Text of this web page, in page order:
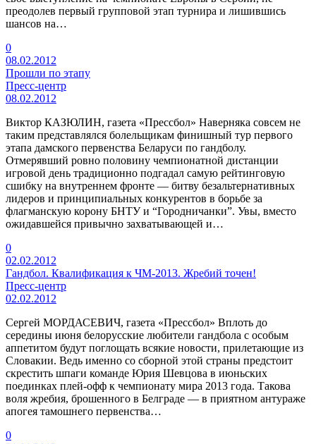
преодолев первый групповой этап турнира и лишившись
шансов на…
0
08.02.2012
Прошли по этапу
Пресс-центр
08.02.2012
Виктор КАЗЮЛИН, газета «Прессбол» Наверняка совсем не
таким представлялся болельщикам финишный тур первого
этапа дамского первенства Беларуси по гандболу.
Отмерявший ровно половину чемпионатной дистанции
игровой день традиционно подгадал самую рейтинговую
сшибку на внутреннем фронте — битву безальтернативных
лидеров и принципиальных конкурентов в борьбе за
флагманскую корону БНТУ и “Городничанки”. Увы, вместо
ожидавшейся привычно захватывающей и…
0
02.02.2012
Гандбол. Квалификация к ЧМ-2013. Жребий точен!
Пресс-центр
02.02.2012
Сергей МОРДАСЕВИЧ, газета «Прессбол» Вплоть до
середины июня белорусские любители гандбола с особым
аппетитом будут поглощать всякие новости, прилетающие из
Словакии. Ведь именно со сборной этой страны предстоит
скрестить шпаги команде Юрия Шевцова в июньских
поединках плей-офф к чемпионату мира 2013 года. Такова
воля жребия, брошенного в Белграде — в приятном антураже
апогея тамошнего первенства…
0